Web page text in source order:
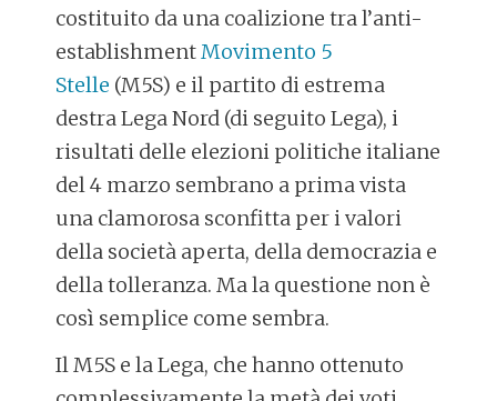
costituito da una coalizione tra l’anti-
establishmentMovimento 5
Stelle (M5S) e il partito di estrema
destra Lega Nord (di seguito Lega), i
risultati delle elezioni politiche italiane
del 4 marzo sembrano a prima vista
una clamorosa sconfitta per i valori
della società aperta, della democrazia e
della tolleranza. Ma la questione non è
così semplice come sembra.
Il M5S e la Lega, che hanno ottenuto